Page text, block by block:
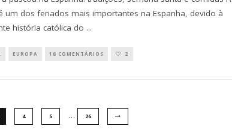
um dos feriados mais importantes na Espanha, devido à
história católica do ...
EUROPA 16 COMENTÁRIOS 2
4 5 … 26